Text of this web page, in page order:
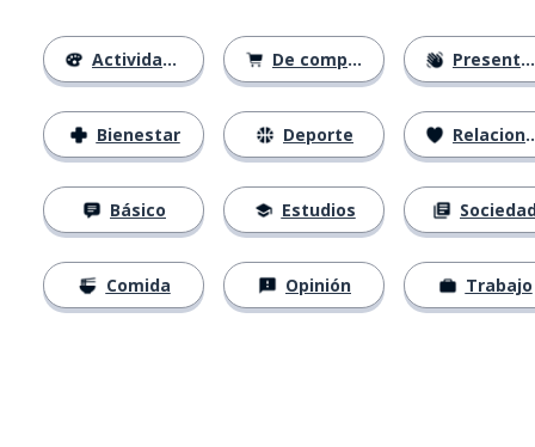
Actividades
Bienestar
Básico
Comida
De compras
Deporte
Estudios
Opinión
Presentación
Relaciones
Trabajo